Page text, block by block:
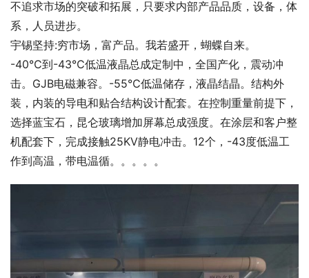
不追求市场的突破和拓展，只要求内部产品品质，设备，体
系，人员进步。
宇锡坚持:穷市场，富产品。我若盛开，蝴蝶自来。
-40℃到-43℃低温液晶总成定制中，全国产化，震动冲
击。GJB电磁兼容。-55℃低温储存，液晶结晶。结构外
装，内装的导电和贴合结构设计配套。在控制重量前提下，
选择蓝宝石，昆仑玻璃增加屏幕总成强度。在涂层和客户整
机配套下，完成接触25KV静电冲击。12个，-43度低温工
作到高温，带电温循。。。。。